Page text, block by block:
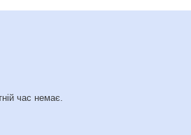
час немає.